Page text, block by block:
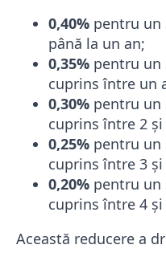
0,40% pentru un
până la un an;
0,35% pentru
cuprins între un
0,30% pentru
cuprins între 2 și
0,25% pentru
cuprins între 3 și
0,20% pentru
cuprins între 4 și
Această reducere a